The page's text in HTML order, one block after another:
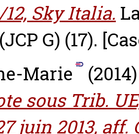
Sky Italia.
G) (17).
Marie
sous Trib.
juin 2013,